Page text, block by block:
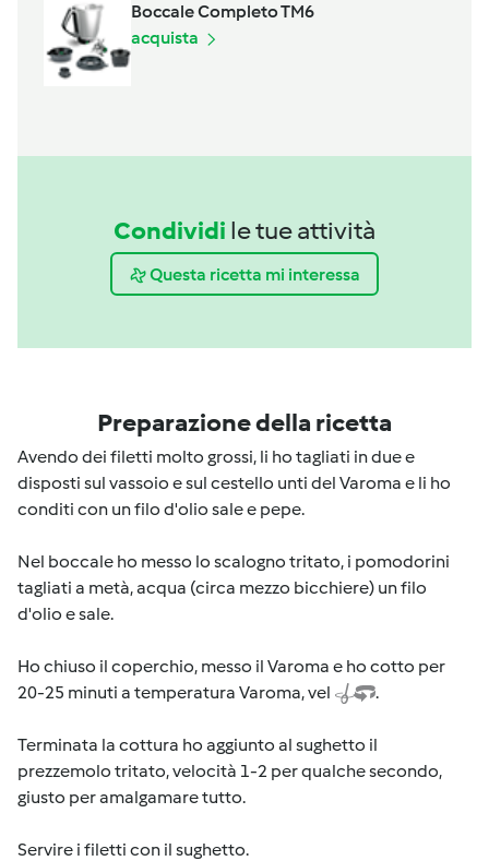
Boccale Completo TM6
acquista
Condividi le tue attività
Questa ricetta mi interessa
Preparazione della ricetta
Avendo dei filetti molto grossi, li ho tagliati in due e
disposti sul vassoio e sul cestello unti del Varoma e li ho
conditi con un filo d'olio sale e pepe.
Nel boccale ho messo lo scalogno tritato, i pomodorini
tagliati a metà, acqua (circa mezzo bicchiere) un filo
d'olio e sale.
Ho chiuso il coperchio, messo il Varoma e ho cotto per
20-25 minuti a temperatura Varoma, vel
.
Terminata la cottura ho aggiunto al sughetto il
prezzemolo tritato, velocità 1-2 per qualche secondo,
giusto per amalgamare tutto.
Servire i filetti con il sughetto.